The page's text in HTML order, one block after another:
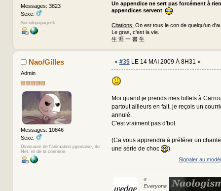
Messages: 3823
Sexe:
Sociolopapageek
Un appendice ne sert pas forcément à
appendices servent
Citations: On est tous le con de quelqu'un
Le gras, c'est la vie.
生 涯 一 書 生
Nao/Gilles
Admin
Messages: 10846
Sexe:
Dinosaure de l'animation japonaise, du
Net, et de la connerie.
« #35LE 14 MAI 2009 À 8H31 »
Moi quand je prends mes billets à
partout ailleurs en fait, je reçois un
annulé.
C'est vraiment pas d'bol.
(Ca vous apprendra à préférer un
une série de choc
)
Signaler au
«
Everyone